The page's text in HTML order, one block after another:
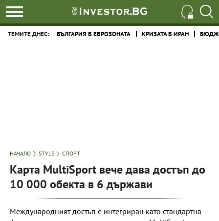
ТЕМИТЕ ДНЕС: БЪЛГАРИЯ В ЕВРОЗОНАТА КРИЗАТА В ИРАН
НАЧАЛО STYLE СПОРТ
Карта MultiSport вече дава достъп до
10 000 обекта в 6 държави
Международният достъп е интегриран като стандартна